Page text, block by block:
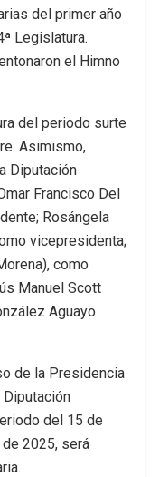
del primer año
Legislatura.
el Himno
del periodo surte
Asimismo,
Diputación
Francisco Del
Rosángela
vicepresidenta;
como
Manuel Scott
Aguayo
de la Presidencia
del 15 de
2025, será